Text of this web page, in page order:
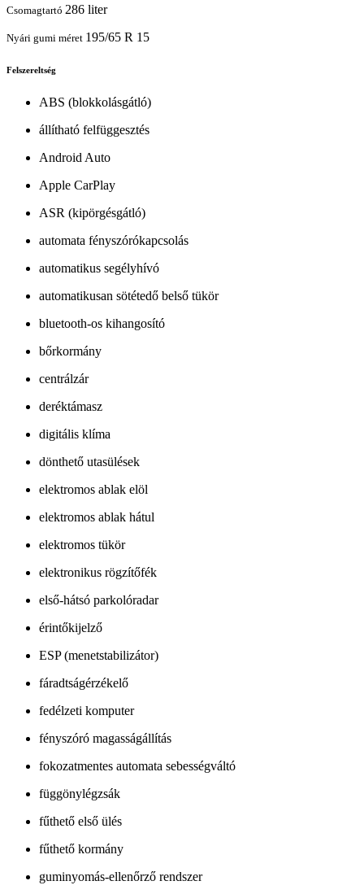
Csomagtartó 286 liter
Nyári gumi méret 195/65 R 15
Felszereltség
ABS (blokkolásgátló)
állítható felfüggesztés
Android Auto
Apple CarPlay
ASR (kipörgésgátló)
automata fényszórókapcsolás
automatikus segélyhívó
automatikusan sötétedő belső tükör
bluetooth-os kihangosító
bőrkormány
centrálzár
deréktámasz
digitális klíma
dönthető utasülések
elektromos ablak elöl
elektromos ablak hátul
elektromos tükör
elektronikus rögzítőfék
első-hátsó parkolóradar
érintőkijelző
ESP (menetstabilizátor)
fáradtságérzékelő
fedélzeti komputer
fényszóró magasságállítás
fokozatmentes automata sebességváltó
függönylégzsák
fűthető első ülés
fűthető kormány
guminyomás-ellenőrző rendszer